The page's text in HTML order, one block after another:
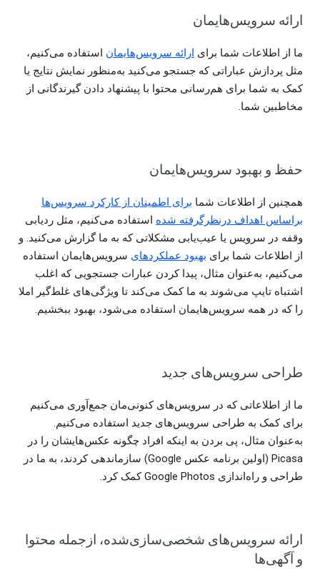
ارائه سرویس‌هایمان
ما از اطلاعات شما برای ارائه سرویس‌هایمان استفاده می‌کنیم،
مثل پردازش عباراتی که جستجو می‌کنید به‌منظور نمایش نتایج یا
کمک به شما برای هم‌رسانی محتوا با پیشنهاد دادن گیرندگانی از
مخاطبین شما.
حفظ و بهبود سرویس‌هایمان
همچنین از اطلاعات شما برای اطمینان از کارکرد سرویس‌ها
براساس اهداف درنظرگرفته شده استفاده می‌کنیم، مثل ردیابی
وقفه در سرویس یا عیب‌یابی مشکلاتی که به ما گزارش می‌کنید. و
از اطلاعات شما برای بهبود عملکردهای سرویس‌هایمان استفاده
می‌کنیم، به‌عنوان مثال، پیدا کردن عبارات جستجویی که اغلب
اشتباه تایپ می‌شوند به ما کمک می‌کند تا ویژگی‌های غلط‌گیر املا
را که در همه سرویس‌هایمان استفاده می‌شود، بهبود ببخشیم.
طراحی سرویس‌های جدید
ما از اطلاعاتی که در سرویس‌های کنونی‌مان جمع‌آوری می‌کنیم
برای کمک به طراحی سرویس‌های جدید استفاده می‌کنیم.
به‌عنوان مثال، پی بردن به اینکه افراد چگونه عکس‌هایشان را در
Picasa (اولین برنامه عکس Google) سازماندهی کردند، به ما در
طراحی و راه‌اندازی Google Photos کمک کرد.
ارائه سرویس‌های شخصی‌‏سازی‌‏شده، ازجمله محتوا
و آگهی‌ها